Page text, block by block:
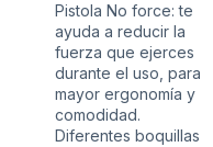
Pistola No force: te
ayuda a reducir la
fuerza que ejerces
durante el uso, para
mayor ergonomía y
comodidad.
Diferentes boquillas